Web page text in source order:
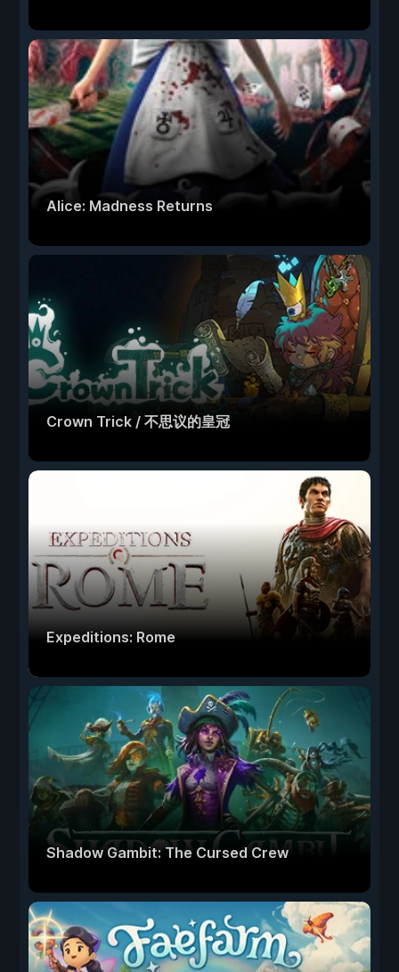
Alice: Madness Returns
Crown Trick / 不思议的皇冠
Expeditions: Rome
Shadow Gambit: The Cursed Crew